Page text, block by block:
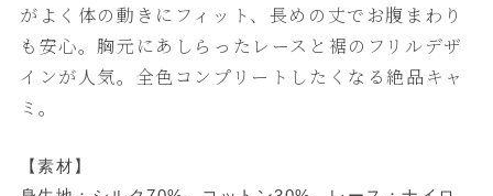
がよく体の動きにフィット、長めの丈でお腹まわり
も安心。胸元にあしらったレースと裾のフリルデザ
インが人気。全色コンプリートしたくなる絶品キャ
ミ。
【素材】